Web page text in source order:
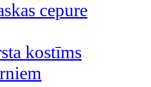
cepure
kostīms